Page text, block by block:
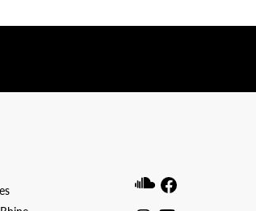
Soundcloud
Facebook